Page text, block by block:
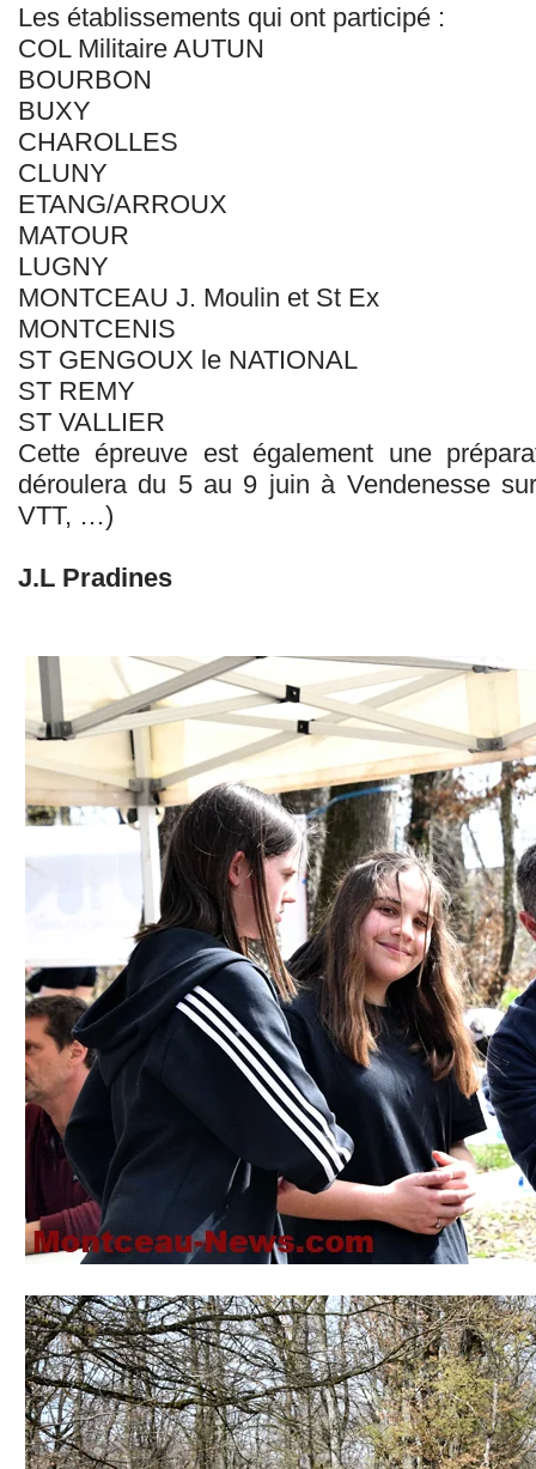
Les établissements qui ont participé :
COL Militaire AUTUN
BOURBON
BUXY
CHAROLLES
CLUNY
ETANG/ARROUX
MATOUR
LUGNY
MONTCEAU J. Moulin et St Ex
MONTCENIS
ST GENGOUX le NATIONAL
ST REMY
ST VALLIER
Cette épreuve est également une
déroulera du 5 au 9 juin à Vendenesse
VTT, …)
J.L Pradines